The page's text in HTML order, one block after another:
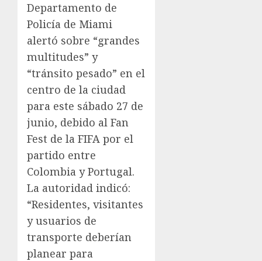
Departamento de
Policía de Miami
alertó sobre “grandes
multitudes” y
“tránsito pesado” en el
centro de la ciudad
para este sábado 27 de
junio, debido al Fan
Fest de la FIFA por el
partido entre
Colombia y Portugal.
La autoridad indicó:
“Residentes, visitantes
y usuarios de
transporte deberían
planear para